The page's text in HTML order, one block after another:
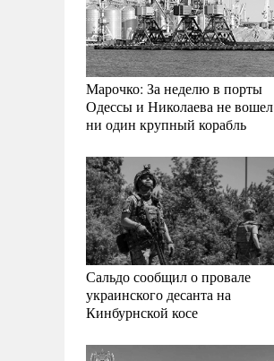
Марочко: За неделю в порты
Одессы и Николаева не вошел
ни один крупный корабль
Сальдо сообщил о провале
украинского десанта на
Кинбурнской косе